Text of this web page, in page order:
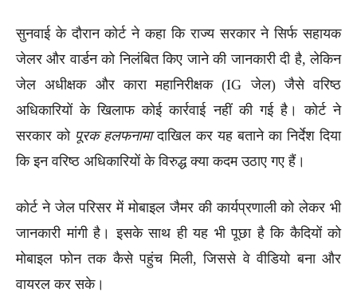
सुनवाई के दौरान कोर्ट ने कहा कि राज्य सरकार ने सिर्फ सहायक
जेलर और वार्डन को निलंबित किए जाने की जानकारी दी है, लेकिन
जेल अधीक्षक और कारा महानिरीक्षक (IG जेल) जैसे वरिष्ठ
अधिकारियों के खिलाफ कोई कार्रवाई नहीं की गई है। कोर्ट ने
सरकार को पूरक हलफनामादाखिल कर यह बताने का निर्देश दिया
कि इन वरिष्ठ अधिकारियों के विरुद्ध क्या कदम उठाए गए हैं।
कोर्ट ने जेल परिसर में मोबाइल जैमर की कार्यप्रणाली को लेकर भी
जानकारी मांगी है। इसके साथ ही यह भी पूछा है कि कैदियों को
मोबाइल फोन तक कैसे पहुंच मिली, जिससे वे वीडियो बना और
वायरल कर सके।